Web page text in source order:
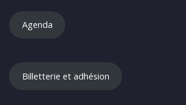
Agenda
Billetterie et adhésion